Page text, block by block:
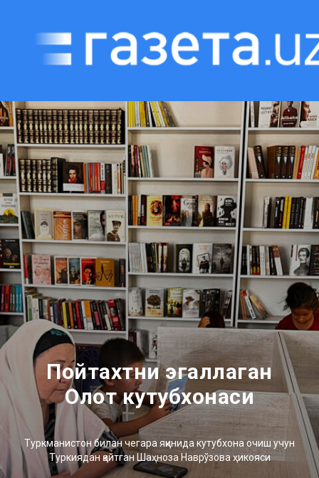
Пойтахтни эгаллаган
Олот кутубхонаси
Туркманистон билан чегара яқинида кутубхона очиш учун
Туркиядан қайтган Шаҳноза Наврўзова ҳикояси